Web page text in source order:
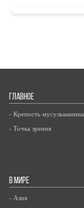
ГЛАВНОЕ
- Крепость мусульманина
- Точка зрения
В МИРЕ
- Азия